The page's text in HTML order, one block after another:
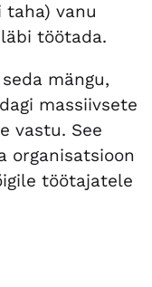
taha) vanu
töötada.
mängu,
massiivsete
vastu. See
organisatsioon
töötajatele